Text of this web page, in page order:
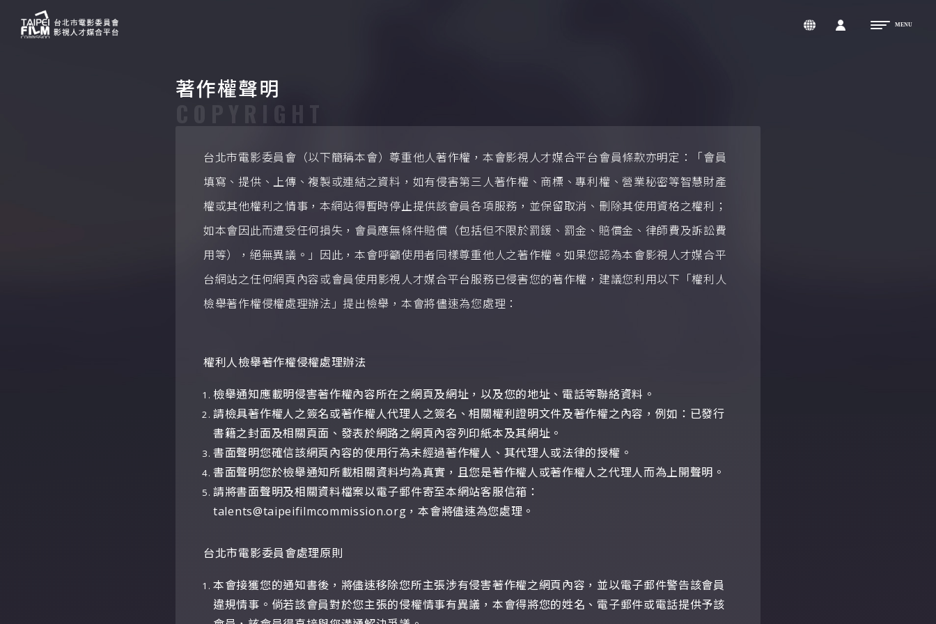
著作權聲明
COPYRIGHT
台北市電影委員會（以下簡稱本會）尊重他人著作權，本會影視人才媒合平台會員條款亦明定：「會員
填寫、提供、上傳、複製或連結之資料，如有侵害第三人著作權、商標、專利權、營業秘密等智慧財產
權或其他權利之情事，本網站得暫時停止提供該會員各項服務，並保留取消、刪除其使用資格之權利；
如本會因此而遭受任何損失，會員應無條件賠償（包括但不限於罰鍰、罰金、賠償金、律師費及訴訟費
用等），絕無異議。」因此，本會呼籲使用者同樣尊重他人之著作權。如果您認為本會影視人才媒合平
台網站之任何網頁內容或會員使用影視人才媒合平台服務已侵害您的著作權，建議您利用以下「權利人
檢舉著作權侵權處理辦法」提出檢舉 ，本會將儘速為您處理 ：
權利人檢舉著作權侵權處理辦法
檢舉通知應載明侵害著作權內容所在之網頁及網址，以及您的地址、電話等聯絡資料。
請檢具著作權人之簽名或著作權人代理人之簽名、相關權利證明文件及著作權之內容，例如：已發行
書籍之封面及相關頁面、發表於網路之網頁內容列印紙本及其網址。
書面聲明您確信該網頁內容的使用行為未經過著作權人、其代理人或法律的授權。
書面聲明您於檢舉通知所載相關資料均為真實，且您是著作權人或著作權人之代理人而為上開聲明。
請將書面聲明及相關資料檔案以電子郵件寄至本網站客服信箱：
talents@taipeifilmcommission.org ，本會將儘速為您處理。
台北市電影委員會處理原則
本會接獲您的通知書後，將儘速移除您所主張涉有侵害著作權之網頁內容，並以電子郵件警告該會員
違規情事。倘若該會員對於您主張的侵權情事有異議，本會得將您的姓名、電子郵件或電話提供予該